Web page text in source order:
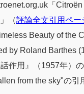
「
（評論全文引用ペー
Beauty of the
by Roland Barthes
作用』（1957年）
from the sky"の引